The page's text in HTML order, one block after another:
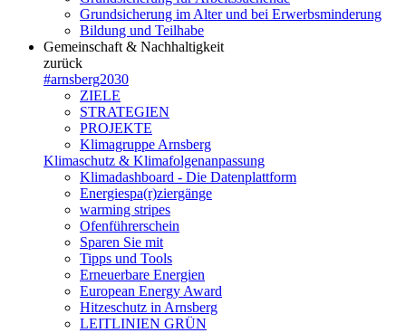
Grundsicherung im Alter und bei Erwerbsminderung
Bildung und Teilhabe
Gemeinschaft & Nachhaltigkeit
zurück
#arnsberg2030
ZIELE
STRATEGIEN
PROJEKTE
Klimagruppe Arnsberg
Klimaschutz & Klimafolgenanpassung
Klimadashboard - Die Datenplattform
Energiespa(r)ziergänge
warming stripes
Ofenführerschein
Sparen Sie mit
Tipps und Tools
Erneuerbare Energien
European Energy Award
Hitzeschutz in Arnsberg
LEITLINIEN GRÜN